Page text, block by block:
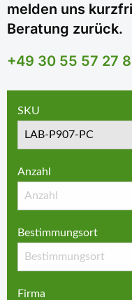
melden uns
Beratung zurück.
+49 30 55 57 27
SKU
Anzahl
Bestimmungsort
Firma